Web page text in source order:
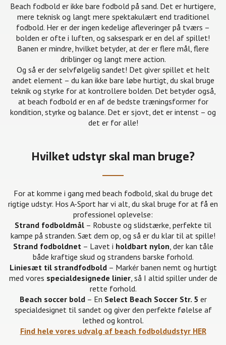
Beach fodbold er ikke bare fodbold på sand. Det er hurtigere,
mere teknisk og langt mere spektakulært end traditionel
fodbold. Her er der ingen kedelige afleveringer på tværs –
bolden er ofte i luften, og saksespark er en del af spillet!
Banen er mindre, hvilket betyder, at der er flere mål, flere
driblinger og langt mere action.
Og så er der selvfølgelig sandet! Det giver spillet et helt
andet element – du kan ikke bare løbe hurtigt, du skal bruge
teknik og styrke for at kontrollere bolden. Det betyder også,
at beach fodbold er en af de bedste træningsformer for
kondition, styrke og balance. Det er sjovt, det er intenst – og
det er for alle!
Hvilket udstyr skal man bruge?
For at komme i gang med beach fodbold, skal du bruge det
rigtige udstyr. Hos A-Sport har vi alt, du skal bruge for at få en
professionel oplevelse:
Strand fodboldmål – Robuste og slidstærke, perfekte til
kampe på stranden. Sæt dem op, og så er du klar til at spille!
Strand fodboldnet – Lavet i holdbart nylon , der kan tåle
både kraftige skud og strandens barske forhold.
Liniesæt til strandfodbold– Markér banen nemt og hurtigt
med vores specialdesignede linier, så I altid spiller under de
rette forhold.
Beach soccer bold– En Select Beach Soccer Str. 5 er
specialdesignet til sandet og giver den perfekte følelse af
lethed og kontrol.
Find hele vores udvalg af beach fodboldudstyr HER